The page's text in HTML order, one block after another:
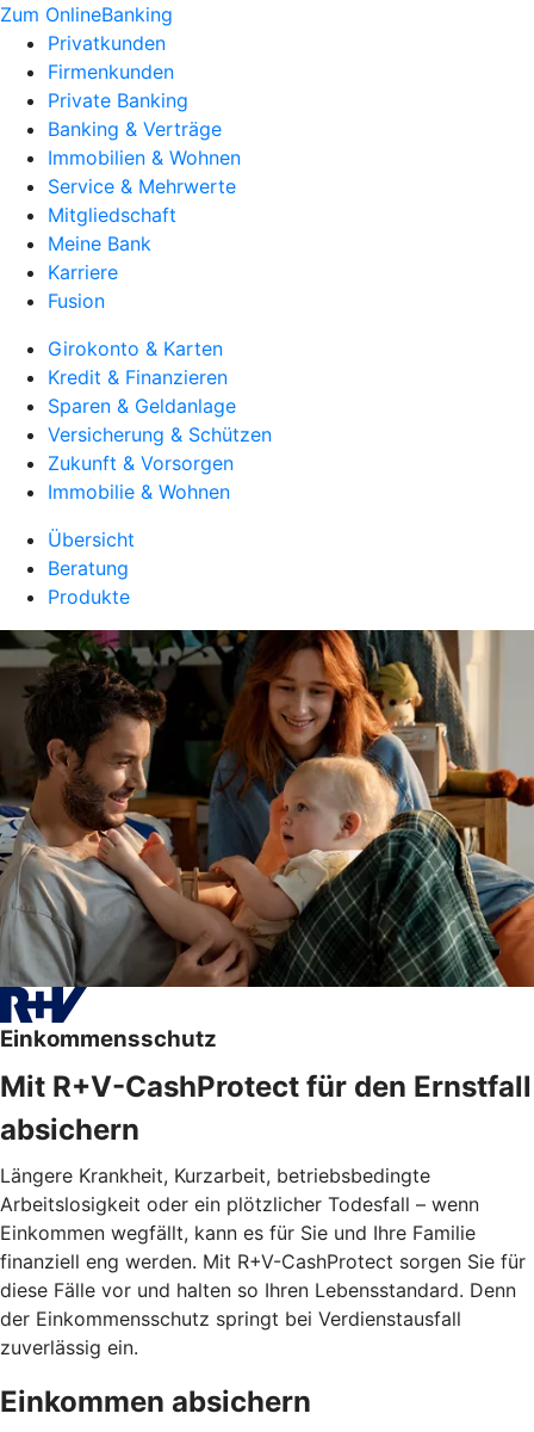
Zum OnlineBanking
Privatkunden
Firmenkunden
Private Banking
Banking & Verträge
Immobilien & Wohnen
Service & Mehrwerte
Mitgliedschaft
Meine Bank
Karriere
Fusion
Girokonto & Karten
Kredit & Finanzieren
Sparen & Geldanlage
Versicherung & Schützen
Zukunft & Vorsorgen
Immobilie & Wohnen
Übersicht
Beratung
Produkte
Einkommensschutz
Mit R+V-CashProtect für den Ernstfall
absichern
Längere Krankheit, Kurzarbeit, betriebsbedingte
Arbeitslosigkeit oder ein plötzlicher Todesfall – wenn
Einkommen wegfällt, kann es für Sie und Ihre Familie
finanziell eng werden. Mit R+V-CashProtect sorgen Sie für
diese Fälle vor und halten so Ihren Lebensstandard. Denn
der Einkommensschutz springt bei Verdienstausfall
zuverlässig ein.
Einkommen absichern